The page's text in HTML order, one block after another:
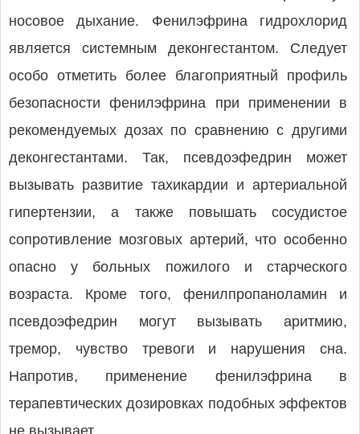
носовое дыхание. Фенилэфрина гидрохлорид
является системным деконгестантом. Следует
особо отметить более благоприятный профиль
безопасности фенилэфрина при применении в
рекомендуемых дозах по сравнению с другими
деконгестантами. Так, псевдоэфедрин может
вызывать развитие тахикардии и артериальной
гипертензии, а также повышать сосудистое
сопротивление мозговых артерий, что особенно
опасно у больных пожилого и старческого
возраста. Кроме того, фенилпропаноламин и
псевдоэфедрин могут вызывать аритмию,
тремор, чувство тревоги и нарушения сна.
Напротив, применение фенилэфрина в
терапевтических дозировках подобных эффектов
не вызывает.